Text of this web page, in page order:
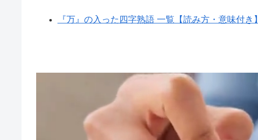
『万』の入った四字熟語 一覧【読み方・意味付き】